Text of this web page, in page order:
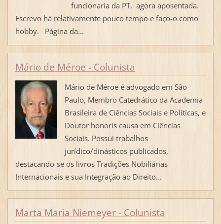
funcionaria da PT, agora aposentada.
Escrevo há relativamente pouco tempo e faço-o como
hobby. Página da...
Mário de Méroe - Colunista
Mário de Méroe é advogado em São
Paulo, Membro Catedrático da Academia
Brasileira de Ciências Sociais e Políticas, e
Doutor honoris causa em Ciências
Sociais. Possui trabalhos
jurídico/dinásticos publicados,
destacando-se os livros Tradições Nobiliárias
Internacionais e sua Integração ao Direito...
Marta Maria Niemeyer - Colunista